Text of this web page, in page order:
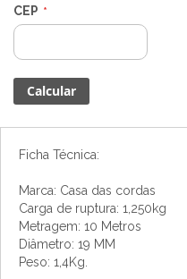
CEP
Ficha Técnica:
Marca: Casa das cordas
Carga de ruptura: 1,250kg
Metragem: 10 Metros
Diâmetro: 19 MM
Peso: 1,4Kg.